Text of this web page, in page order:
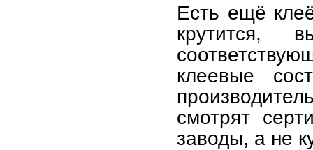
Есть ещё
крутится,
клеевые
смотрят
заводы, а не